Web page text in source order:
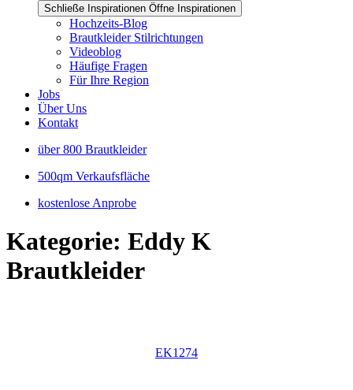
Schließe Inspirationen Öffne Inspirationen
Hochzeits-Blog
Brautkleider Stilrichtungen
Videoblog
Häufige Fragen
Für Ihre Region
Jobs
Über Uns
Kontakt
über 800 Brautkleider
500qm Verkaufsfläche
kostenlose Anprobe
Kategorie: Eddy K
Brautkleider
EK1274